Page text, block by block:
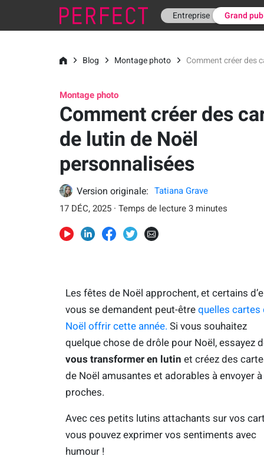
Entreprise Grand
Blog Montage photo Comment créer des
Montage photo
Comment créer des
de lutin de Noël
personnalisées
Version originale:
Tatiana Grave
17 DÉC, 2025 · Temps de lecture 3 minutes
Les fêtes de Noël approchent, et certains
vous se demandent peut-être quelles cartes
Noël offrir cette année. Si vous souhaitez
quelque chose de drôle pour Noël, essayez
vous transformer en lutin et créez des
de Noël amusantes et adorables à envoyer
proches.
Avec ces petits lutins attachants sur vos
vous pouvez exprimer vos sentiments avec
humour !